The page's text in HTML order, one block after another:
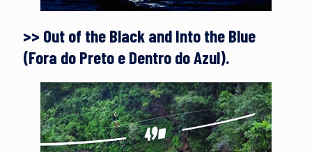
>> Out of the Black and Into the Blue
(Fora do Preto e Dentro do Azul).